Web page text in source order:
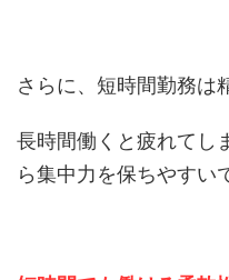
さらに、短時間勤務は
長時間働くと疲れてし
ら集中力を保ちやすい